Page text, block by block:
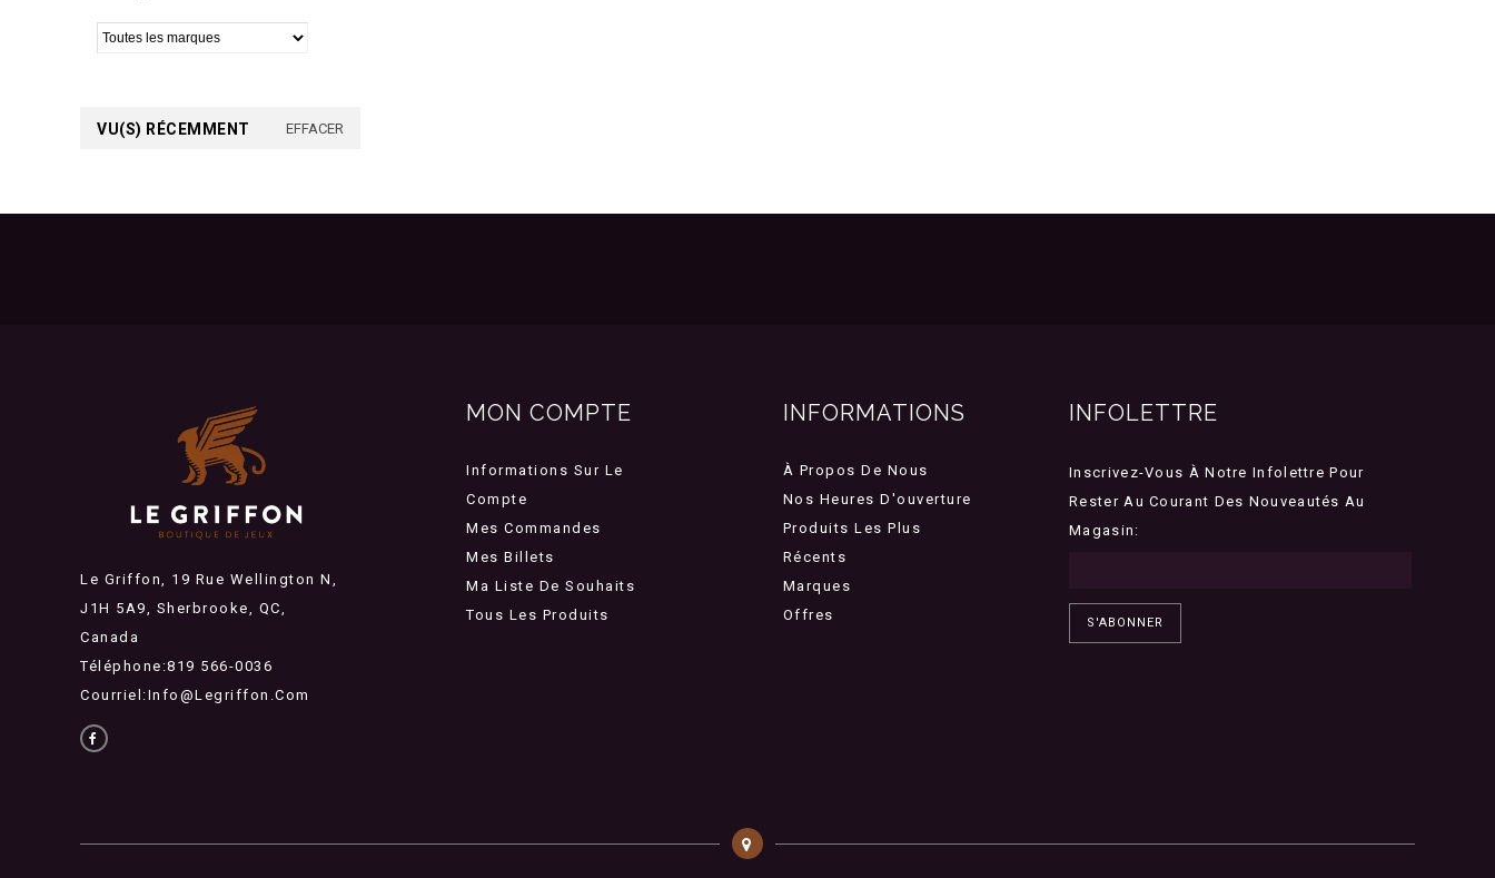
VU(S) RÉCEMMENT EFFACER
Le Griffon, 19 Rue Wellington N,
J1H 5A9, Sherbrooke, QC,
Canada
Téléphone:819 566-0036
Courriel:Info@legriffon.com
MON COMPTE
Informations Sur Le
Compte
Mes Commandes
Mes Billets
Ma Liste De Souhaits
Tous Les Produits
INFORMATIONS
À Propos De Nous
Nos Heures D'ouverture
Produits Les Plus
Récents
Marques
Offres
INFOLETTRE
Inscrivez-Vous À Notre Infolettre Pour
Rester Au Courant Des Nouveautés Au
Magasin:
S'ABONNER